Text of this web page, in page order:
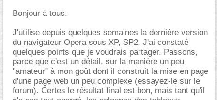
Bonjour à tous.
J'utilise depuis quelques semaines la dernière version
du navigateur Opera sous XP, SP2. J'ai constaté
quelques points que je voudrais partager. Passons,
parce que c'est un détail, sur la manière un peu
"amateur" à mon goût dont il construit la mise en page
d'une page web un peu complexe (essayez-le sur le
forum). Certes le résultat final est bon, mais tant qu'il